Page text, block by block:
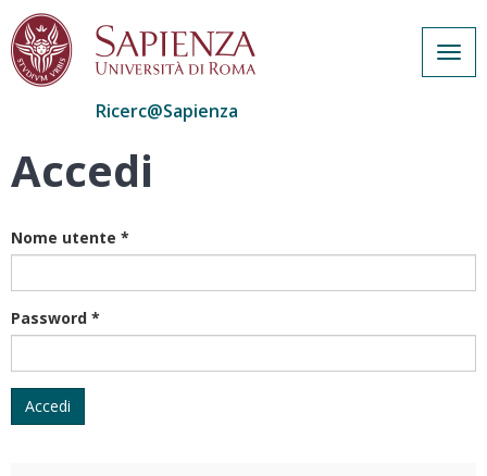
Salta
Ricerc@Sapienza
Accedi
Nome utente *
Password *
Accedi